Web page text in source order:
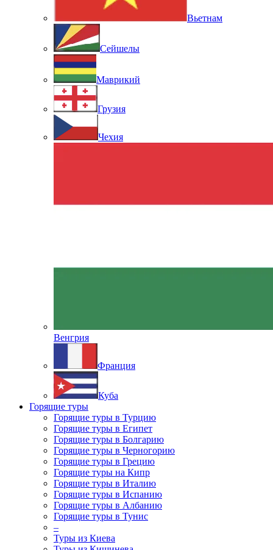
Вьетнам
Сейшелы
Маврикий
Грузия
Чехия
Венгрия
Франция
Куба
Горящие туры
Горящие туры в Турцию
Горящие туры в Египет
Горящие туры в Болгарию
Горящие туры в Черногорию
Горящие туры в Грецию
Горящие туры на Кипр
Горящие туры в Италию
Горящие туры в Испанию
Горящие туры в Албанию
Горящие туры в Тунис
–
Туры из Киева